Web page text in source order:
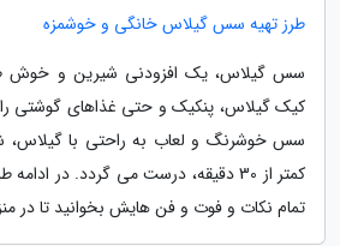
طرز تهیه سس گیلاس خانگی و خوشمزه
سس گیلاس، یک افزودنی شیرین و خوش
کیک گیلاس، پنکیک و حتی غذاهای گوشتی
سس خوشرنگ و لعاب به راحتی با گیلاس،
کمتر از 30 دقیقه، درست می گردد. در
تمام نکات و فوت و فن هایش بخوانید تا در